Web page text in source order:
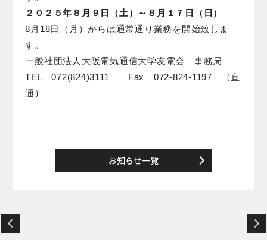
２０２５年８月９日（土）～８月１７日（日）
8月18日（月）からは通常通り業務を開始致しま
す。
一般社団法人大阪電気通信大学友電会 事務局
TEL 072(824)3111 Fax 072-824-1197 （直
通）
お知らせ一覧